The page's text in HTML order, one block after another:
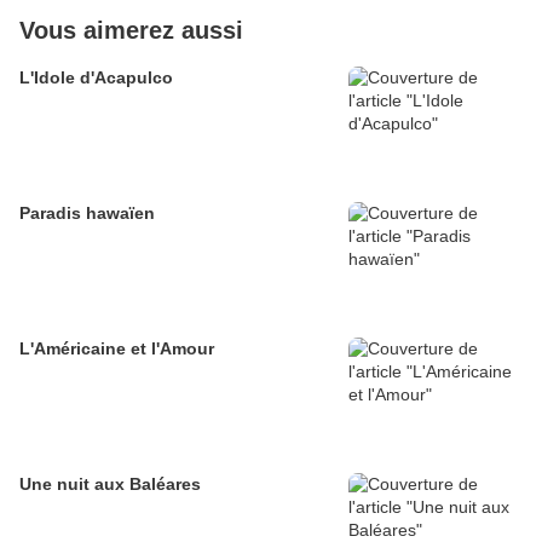
Vous aimerez aussi
L'Idole d'Acapulco
Paradis hawaïen
L'Américaine et l'Amour
Une nuit aux Baléares